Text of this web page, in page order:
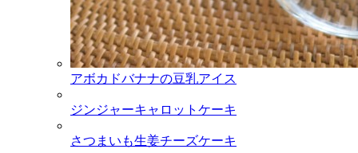
アボカドバナナの豆乳アイス
ジンジャーキャロットケーキ
さつまいも生姜チーズケーキ